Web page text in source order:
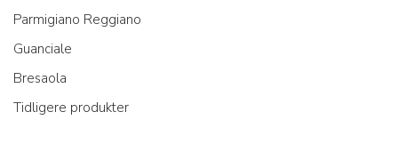
Parmigiano Reggiano
Guanciale
Bresaola
Tidligere produkter